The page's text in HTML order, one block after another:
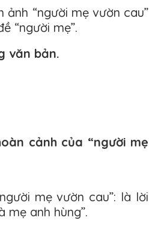
ảnh “người mẹ vườn cau”
“người mẹ”.
văn bản.
cảnh của “người mẹ
mẹ vườn cau”: là lời
mẹ anh hùng”.